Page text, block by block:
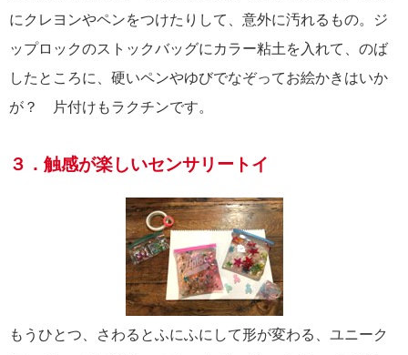
にクレヨンやペンをつけたりして、意外に汚れるもの。ジ
ップロックのストックバッグにカラー粘土を入れて、のば
したところに、硬いペンやゆびでなぞってお絵かきはいか
が？ 片付けもラクチンです。
３．触感が楽しいセンサリートイ
もうひとつ、さわるとふにふにして形が変わる、ユニーク